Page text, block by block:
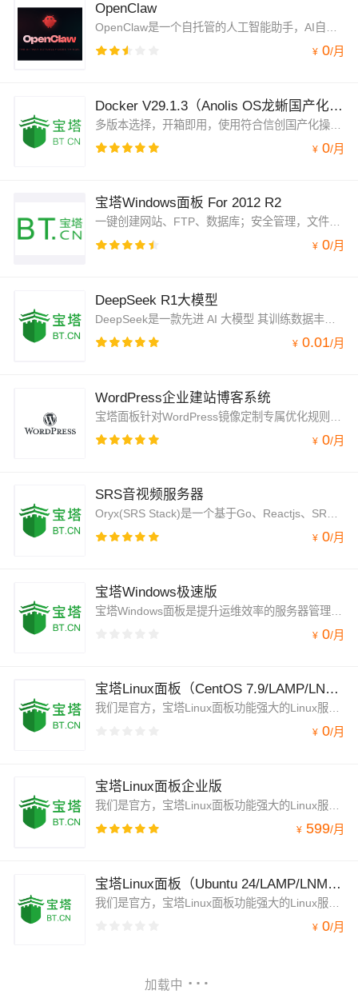
OpenClaw
¥ 0/月
Docker V29.1.3（Anolis OS龙蜥国产化操作系统/宝塔面板可视化管理）
多版本选择，开箱即用，使用符合信创国产化操作系统Anolis OS 8.8 RHCK 64位。可用于多种场景，结合宝塔面板图形化管理Docker，可通过云市场镜像一键部署，快速部署维护。
¥ 0/月
宝塔Windows面板 For 2012 R2
一键创建网站、FTP、数据库；安全管理，文件管理，PHP多版本共存及切换；Asp+Aspx+PHP+MySQL+MSSQL05/08+MariaDB+FTP
¥ 0/月
DeepSeek R1大模型
DeepSeek是一款先进 AI 大模型 其训练数据丰富多元，涵盖海量知识，快速帮您梳理复杂的行业报告，能精准理解并回应各类复杂问题，还能为大众提供创意灵感。不管是专业人士，还是普通用户，都能借 DeepSeek 突破局限，提升效率。1.5b建议使用2h4g以上配置
¥ 0.01/月
WordPress企业建站博客系统
¥ 0/月
SRS音视频服务器
¥ 0/月
宝塔Windows极速版
宝塔Windows面板是提升运维效率的服务器管理软件，最新面板仅支持Windows Server 2012/2016/2019/2022/2025，64位系统，支持一键WNMP/WAMP/IIS/SQLServer/集群/监控/网站/FTP/数据库/JAVA/PM2等100多项服务器管理功能。
¥ 0/月
宝塔Linux面板（CentOS 7.9/LAMP/LNMP/Tomcat/Node.js/服务器管理）
我们是官方，宝塔Linux面板功能强大的Linux服务器管理软件，一键部署：LAMP/LNMP/Tomcat/Node.js、网站、数据库、FTP、SSL，通过Web端轻松管理服务器。支持Alibaba Cloud Linux 3/Centos/Debian/Ubuntu。官方专业运维技术提供服务。注于服务器运维效率及运维安全领域，持续更新维护8年，值得信赖。
¥ 0/月
宝塔Linux面板企业版
我们是官方，宝塔Linux面板功能强大的Linux服务器管理软件，一键部署：LAMP/LNMP/Tomcat/Node.js、网站、数据库、FTP、SSL，通过Web端轻松管理服务器。支持Alibaba Cloud Linux 3/Centos/Debian/Ubuntu。专注于服务器运维效率及运维安全领域，全球超1500万台服务器安装宝塔，超200万注册用户使用宝塔，持续更新维护8年，值得信赖
¥ 599/月
宝塔Linux面板（Ubuntu 24/LAMP/LNMP/Tomcat/Node.js/服务器管理）
我们是官方，宝塔Linux面板功能强大的Linux服务器管理软件，一键部署：LAMP/LNMP/Tomcat/Node.js、网站、数据库、FTP、SSL，通过Web端轻松管理服务器。支持Alibaba Cloud Linux 3/Centos/Debian/Ubuntu。专注于服务器运维效率及运维安全领域，超1500万台服务器安装宝塔，超200万注册用户使用宝塔，持续更新维护8年，值得信赖
¥ 0/月
加载中